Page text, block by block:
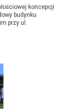
koncepcji
budynku
przy ul.